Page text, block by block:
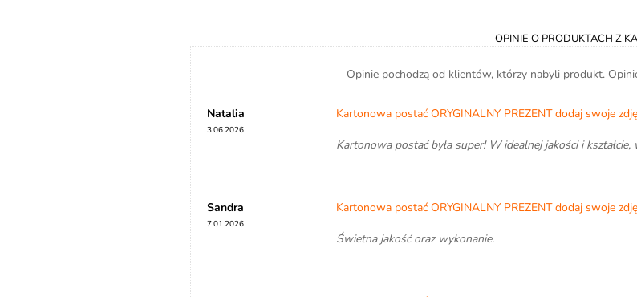
OPINIE O PRODUKTACH Z
Opinie pochodzą od klientów, którzy nabyli produkt.
Natalia
3.06.2026
Kartonowa postać ORYGINALNY PREZENT dodaj swoje
Kartonowa postać była super! W idealnej jakości i
Sandra
7.01.2026
Kartonowa postać ORYGINALNY PREZENT dodaj swoje
Świetna jakość oraz wykonanie.